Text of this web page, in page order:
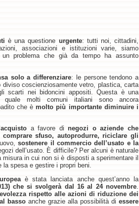
è una questione urgente: tutti noi, cittadini,
associazioni e istituzioni varie, siamo
problema che già da tempo ha assunto
solo a differenziare: le persone tendono a
diviso coscienziosamente vetro, plastica, carta
scarti nei bidoncini appositi. Questa è una
molti comuni italiani sono ancora
che èmolto più importante diminuire i
a favore dinegozi o aziende che
comprare sfuso, autoprodurre, riciclare gli
sostenere il commercio dell’usato e la
dell’usato. È difficile? Per alcuni è naturale
in cui non si è disposti a sperimentare il
spesa e gestire i propri beni.
è stata lanciata anche quest’anno la
che si svolgerà dal 16 al 24 novembre.
rispetto alle azioni di riduzione dei
bassoanche grazie alla possibilità diessere